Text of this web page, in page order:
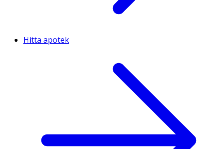
Hitta apotek